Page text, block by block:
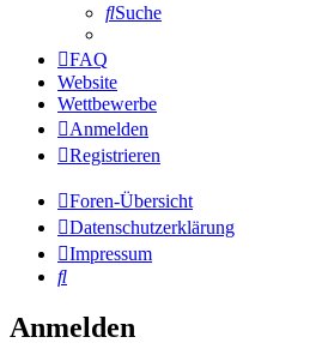
Suche
FAQ
Website
Wettbewerbe
Anmelden
Registrieren
Foren-Übersicht
Datenschutzerklärung
Impressum
Suche
Anmelden